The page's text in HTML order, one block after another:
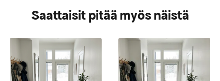
Saattaisit pitää myös näistä